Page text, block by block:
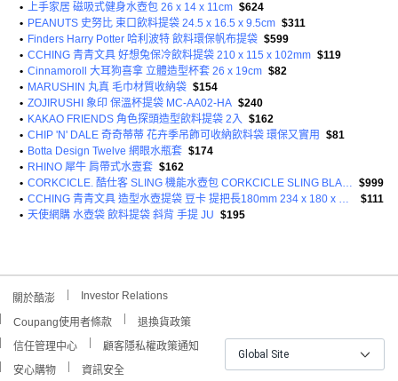
• 上手家居 磁吸式健身水壺包 26 x 14 x 11cm $624
• PEANUTS 史努比 束口飲料提袋 24.5 x 16.5 x 9.5cm $311
• Finders Harry Potter 哈利波特 飲料環保帆布提袋 $599
• CCHING 青青文具 好想兔保冷飲料提袋 210 x 115 x 102mm $119
• Cinnamoroll 大耳狗喜拿 立體造型杯套 26 x 19cm $82
• MARUSHIN 丸真 毛巾材質收納袋 $154
• ZOJIRUSHI 象印 保溫杯提袋 MC-AA02-HA $240
• KAKAO FRIENDS 角色探頭造型飲料提袋 2入 $162
• CHIP 'N' DALE 奇奇蒂蒂 花卉季吊飾可收納飲料袋 環保又實用
$81
• Botta Design Twelve 網眼水瓶套 $174
• RHINO 犀牛 肩帶式水壼套 $162
•
CORKCICLE. 酷仕客 SLING 機能水壺包 CORKCICLE SLING BLACK $999
•
CCHING 青青文具 造型水壺提袋 豆卡 提把長180mm 234 x 180 x 90mm
$111
• 天使網購 水壺袋 飲料提袋 斜背 手提 JU $195
關於酷澎 Investor Relations
Coupang使用者條款
退換貨政策
信任管理中心
顧客隱私權政策通知
安心購物
資訊安全
Global Site